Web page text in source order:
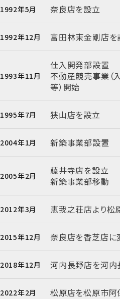
1992年5月 奈良店を設立
1992年12月 富田林東金剛店を
1993年11月
仕入開発部設置
不動産競売事業（
等）開始
1995年7月 狭山店を設立
2004年1月 新築事業部設置
2005年2月
藤井寺店を設立
新築事業部移動
2012年3月 恵我之荘店より松
2015年12月 奈良店を香芝店に
2018年12月 河内長野店を河
2022年2月 松原店を松原市阿